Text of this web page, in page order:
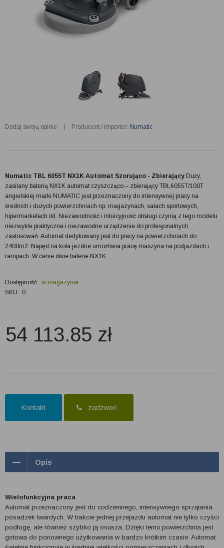
Dodaj swoją opinie Producent / Importer: Numatic
Numatic TBL 6055T NX1K Automat Szorująco - Zbierający Duży,
zasilany baterią NX1K automat czyszcząco – zbierający TBL6055T/100T
angielskiej marki NUMATIC jest przeznaczony do intensywnej pracy na
średnich i dużych powierzchniach np. magazynach, salach sportowych,
hipermarketach itd. Niezawodność i intuicyjność obsługi czynią z tego modelu
niezwykle praktyczne i niezawodne urządzenie do profesjonalnych
zastosowań. Automat dedykowany jest do pracy na powierzchniach do
2400m2. Napęd na koła jezdne umożliwia pracę maszyna na podjazdach i
rampach. W cenie dwie baterie NX1K.
Dostępność : w magazynie
SKU : 0
54 113.85 zł
Kontakt zadzwoń
Opis
Wielofunkcyjna praca
Automat przeznaczony jest do codziennego, intensywnego sprzątania
posadzek twardych. W trakcie jednej przejazdu automat nie tylko czyści
podłogę, ale również szybko ją osusza. Dzięki temu powierzchnia jest
gotowa do ponownego użytkowania w bardzo krótkim czasie. Automat